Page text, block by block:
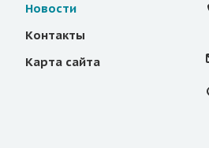
Новости
Контакты
Карта сайта